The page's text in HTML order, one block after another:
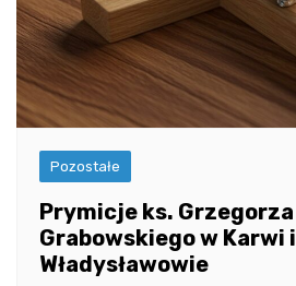
Pozostałe
Prymicje ks. Grzegorza
Grabowskiego w Karwi i
Władysławowie